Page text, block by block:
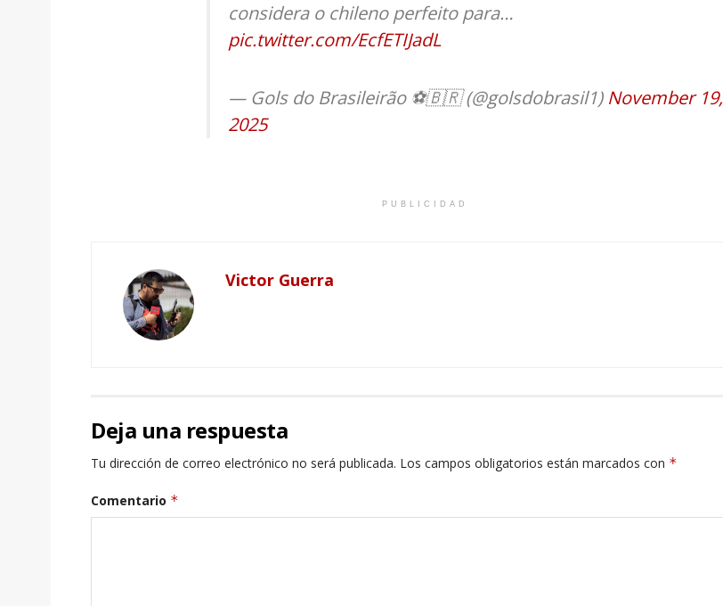
considera o chileno perfeito para…
pic.twitter.com/EcfETIJadL
— Gols do Brasileirão ⚽️🇧🇷 (@golsdobrasil1) November 19,
2025
PUBLICIDAD
Victor Guerra
Deja una respuesta
Tu dirección de correo electrónico no será publicada. Los campos obligatorios están marcados con *
Comentario *